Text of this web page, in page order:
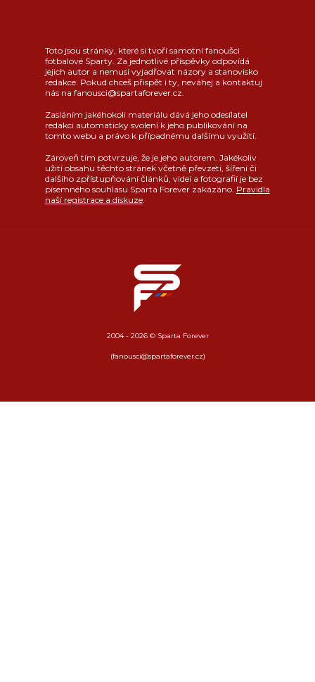
Toto jsou stránky, které si tvoří samotní fanoušci
fotbalové Sparty. Za jednotlivé příspěvky odpovídá
jejich autor a nemusí vyjadřovat názory a stanovisko
redakce. Pokud chceš přispět i ty, neváhej a kontaktuj
nás na fanousci@spartaforever.cz.
Zasláním jakéhokoli materiálu dává jeho odesílatel
redakci automaticky svolení k jeho publikování na
tomto webu a právo k případnému dalšímu využití.
Zároveň tím potvrzuje, že je jeho autorem. Jakékoliv
užití obsahu těchto stránek včetně převzetí, šíření či
dalšího zpřístupňování článků, videí a fotografií je bez
písemného souhlasu Sparta Forever zakázáno. Pravidla
naší registrace a diskuze.
2004 - 2026 © Sparta Forever
(fanousci@spartaforever.cz)